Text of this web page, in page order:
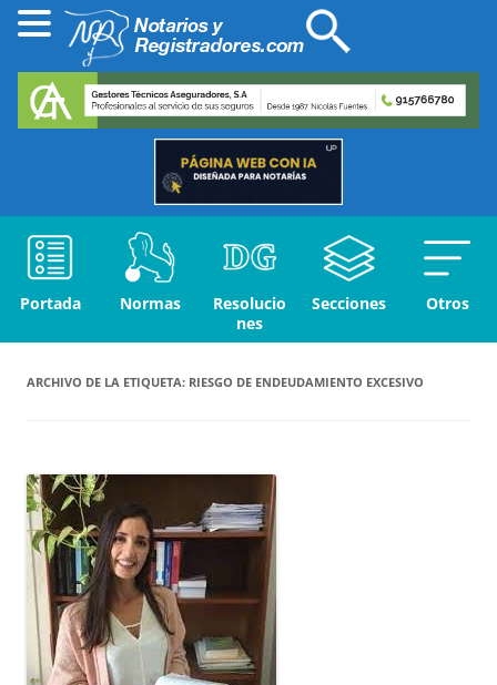
Portada Normas
Resolucio
nes
Secciones Otros
ARCHIVO DE LA ETIQUETA: RIESGO DE ENDEUDAMIENTO EXCESIVO